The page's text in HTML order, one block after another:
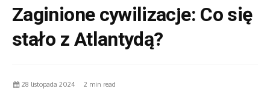
Zaginione cywilizacje: Co się
stało z Atlantydą?
28 listopada 2024 2 min read